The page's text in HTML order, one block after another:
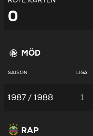
0
MÖD
SAISON LIGA
1987 / 1988 1
RAP